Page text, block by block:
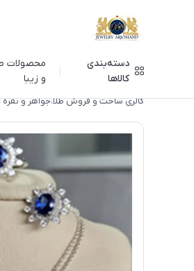
دسته‌بندی
کالاها
محصولات
و زیبا
گالری ساخت و فروش طلا،جواهر و نقره